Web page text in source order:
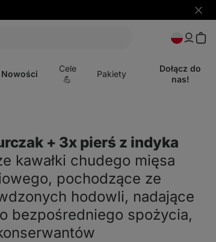
Ukryj
Nowości
Cele
💪
menu
Pakiety
Dołącz do
nas!
+ 3x pierś z indyka
kawałki chudego mięsa
pochodzące ze
hodowli, nadające
bezpośredniego spożycia,